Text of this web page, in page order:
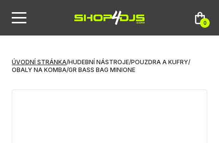
0
ÚVODNÍ STRÁNKA/HUDEBNÍ NÁSTROJE/POUZDRA A KUFRY/
OBALY NA KOMBA/GR BASS BAG MINIONE